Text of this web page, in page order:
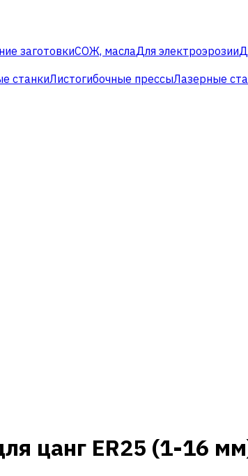
заготовкиСОЖ, маслаДля электроэрозии
станкиЛистогибочные прессыЛазерные
цанг ER25 (1-16